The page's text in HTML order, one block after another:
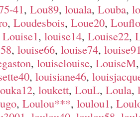
41, Lou89, louala, Louba,
, Loudesbois, Loue20, Louflo
Louise1, louise14, Louise22,
, louise66, louise74,
, louiselouise, LouiseM
, louisiane46,
, loukett, LouL, Loula,
, Loulou***, loulou1,